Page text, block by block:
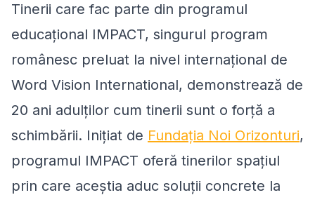
Tinerii care fac parte din programul
educațional IMPACT, singurul program
românesc preluat la nivel internațional de
Word Vision International, demonstrează de
20 ani adulţilor cum tinerii sunt o forţă a
schimbării. Inițiat de Fundația Noi Orizonturi,
programul IMPACT oferă tinerilor spațiul
prin care aceștia aduc soluții concrete la